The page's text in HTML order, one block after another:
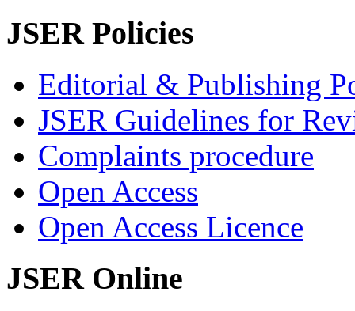
JSER Policies
Editorial & Publishing
JSER Guidelines for
Complaints procedure
Open Access
Open Access Licence
JSER Online